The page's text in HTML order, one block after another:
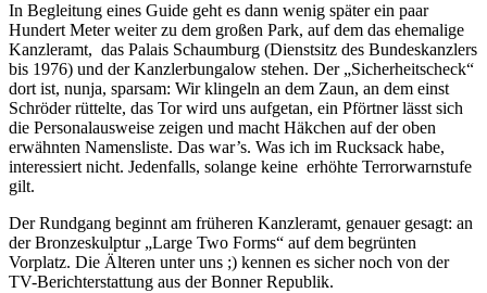
In Begleitung eines Guide geht es dann wenig später ein paar
Hundert Meter weiter zu dem großen Park, auf dem das ehemalige
Kanzleramt, das Palais Schaumburg (Dienstsitz des Bundeskanzlers
bis 1976) und der Kanzlerbungalow stehen. Der „Sicherheitscheck“
dort ist, nunja, sparsam: Wir klingeln an dem Zaun, an dem einst
Schröder rüttelte, das Tor wird uns aufgetan, ein Pförtner lässt sich
die Personalausweise zeigen und macht Häkchen auf der oben
erwähnten Namensliste. Das war’s. Was ich im Rucksack habe,
interessiert nicht. Jedenfalls, solange keine erhöhte Terrorwarnstufe
gilt.
Der Rundgang beginnt am früheren Kanzleramt, genauer gesagt: an
der Bronzeskulptur „Large Two Forms“ auf dem begrünten
Vorplatz. Die Älteren unter uns ;) kennen es sicher noch von der
TV-Berichterstattung aus der Bonner Republik.